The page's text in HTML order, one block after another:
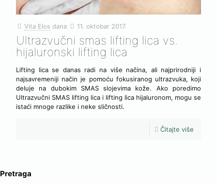
Vita Elos dana 11. oktobar 2017.
Ultrazvučni smas lifting lica vs.
hijaluronski lifting lica
Lifting lica se danas radi na više načina, ali najprirodniji i
najsavremeniji način je pomoću fokusiranog ultrazvuka, koji
deluje na dubokim SMAS slojevima kože. Ako poredimo
Ultrazvučni SMAS lifting lica i lifting lica hijaluronom, mogu se
istaći mnoge razlike i neke sličnosti.
Čitajte više
Pretraga